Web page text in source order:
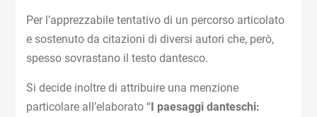
Per l’apprezzabile tentativo di un percorso articolato
e sostenuto da citazioni di diversi autori che, però,
spesso sovrastano il testo dantesco.
Si decide inoltre di attribuire una menzione
particolare all’elaborato “I paesaggi danteschi: